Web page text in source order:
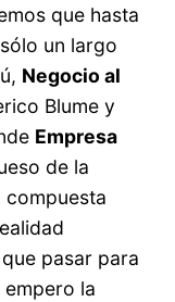
que hasta
un largo
Negocio al
Blume y
Empresa
de la
compuesta
pasar para
la